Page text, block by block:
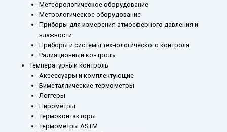
Метеорологическое оборудование
Метрологическое оборудование
Приборы для измерения атмосферного давления и
влажности
Приборы и системы технологического контроля
Радиационный контроль
Температурный контроль
Аксессуары и комплектующие
Биметаллические термометры
Логгеры
Пирометры
Термоконтакторы
Термометры ASTM